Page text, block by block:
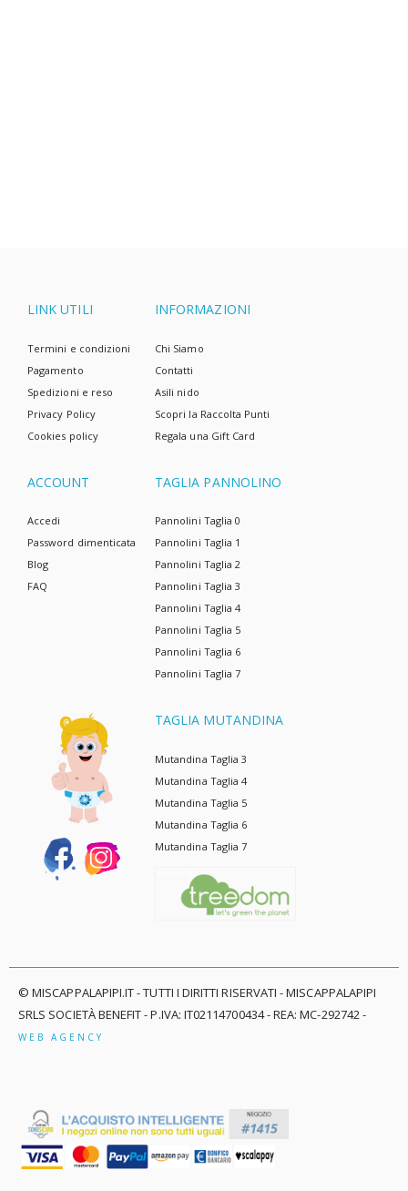
LINK UTILI
Termini e condizioni
Pagamento
Spedizioni e reso
Privacy Policy
Cookies policy
INFORMAZIONI
Chi Siamo
Contatti
Asili nido
Scopri la Raccolta Punti
Regala una Gift Card
ACCOUNT
Accedi
Password dimenticata
Blog
FAQ
TAGLIA PANNOLINO
Pannolini Taglia 0
Pannolini Taglia 1
Pannolini Taglia 2
Pannolini Taglia 3
Pannolini Taglia 4
Pannolini Taglia 5
Pannolini Taglia 6
Pannolini Taglia 7
TAGLIA MUTANDINA
Mutandina Taglia 3
Mutandina Taglia 4
Mutandina Taglia 5
Mutandina Taglia 6
Mutandina Taglia 7
© MISCAPPALAPIPI.IT - TUTTI I DIRITTI RISERVATI - MISCAPPALAPIPI
SRLS SOCIETÀ BENEFIT - P.IVA: IT02114700434 - REA: MC-292742 -
WEB AGENCY